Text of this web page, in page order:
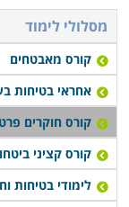
מסלולי לימוד
קורס מאבטחים
אחראי בטיחות
קורס חוקרים
קורס קציני
לימודי בטיחות